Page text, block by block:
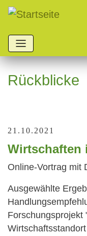
Rückblicke
21.10.2021
Wirtschaften
Online-Vortrag mit
Ausgewählte
Forschungsprojekt